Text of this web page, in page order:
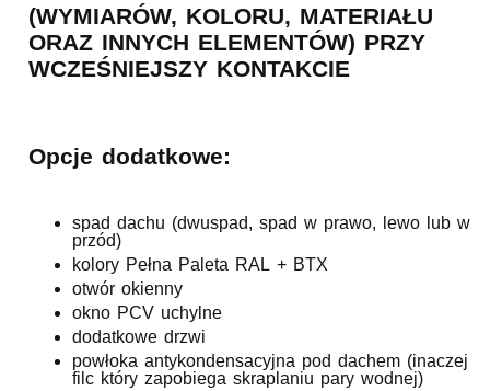
(WYMIARÓW, KOLORU, MATERIAŁU
ORAZ INNYCH ELEMENTÓW) PRZY
WCZEŚNIEJSZY KONTAKCIE
Opcje dodatkowe:
spad dachu (dwuspad, spad w prawo, lewo lub w
przód)
kolory Pełna Paleta RAL + BTX
otwór okienny
okno PCV uchylne
dodatkowe drzwi
powłoka antykondensacyjna pod dachem (inaczej
filc który zapobiega skraplaniu pary wodnej)